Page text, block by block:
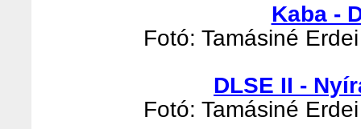
Kaba -
Fotó: Tamásiné
DLSE II -
Fotó: Tamásiné